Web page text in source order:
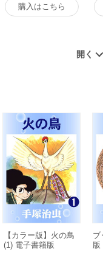
購入はこちら
【カラー版】火の鳥
(1) 電子書籍版
ブ
版